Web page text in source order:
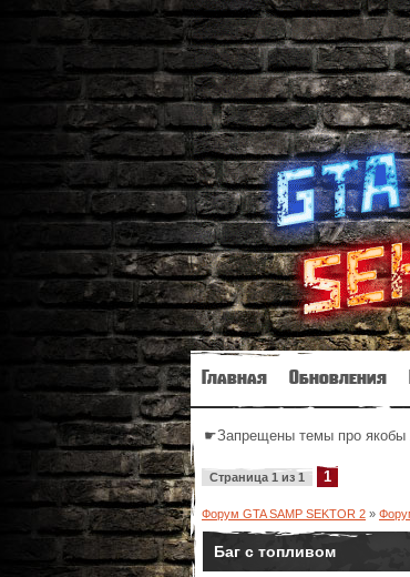
Главная Обновления
☛Запрещены темы про якобы
Страница 1 из 1 1
Форум GTA SAMP SEKTOR 2 »
Баг с топливом